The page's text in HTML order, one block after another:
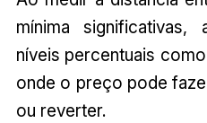
mínima significativas,
níveis percentuais
onde o preço pode
ou reverter.